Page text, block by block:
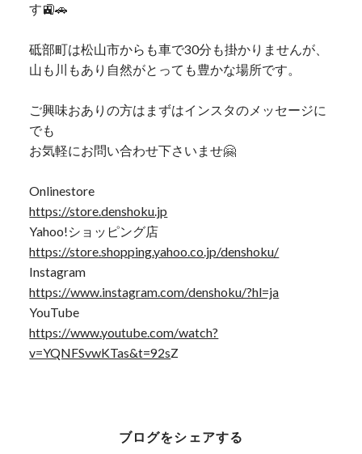
す🚉🚗
砥部町は松山市からも車で30分も掛かりませんが、
山も川もあり自然がとっても豊かな場所です。
ご興味おありの方はまずはインスタのメッセージに
でも
お気軽にお問い合わせ下さいませ🤗
Onlinestore
https://store.denshoku.jp
Yahoo!ショッピング店
https://store.shopping.yahoo.co.jp/denshoku/
Instagram
https://www.instagram.com/denshoku/?hl=ja
YouTube
https://www.youtube.com/watch?
v=YQNFSvwKTas&t=92sZ
ブログをシェアする